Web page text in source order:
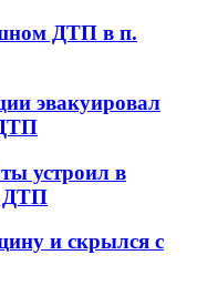
ДТП в п.
эвакуировал
устроил в
ДТП
и скрылся с